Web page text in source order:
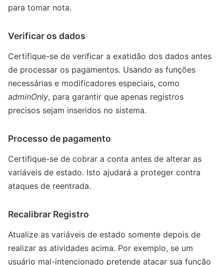
para tomar nota.
Verificar os dados
Certifique-se de verificar a exatidão dos dados antes
de processar os pagamentos. Usando as funções
necessárias e modificadores especiais, como
adminOnly, para garantir que apenas registros
precisos sejam inseridos no sistema.
Processo de pagamento
Certifique-se de cobrar a conta antes de alterar as
variáveis ​​de estado. Isto ajudará a proteger contra
ataques de reentrada.
Recalibrar Registro
Atualize as variáveis ​​de estado somente depois de
realizar as atividades acima. Por exemplo, se um
usuário mal-intencionado pretende atacar sua função